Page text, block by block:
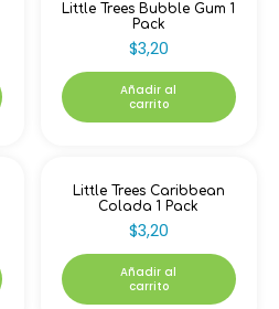
Little Trees Bubble Gum 1
Pack
$3,20
Añadir al
carrito
Little Trees Caribbean
Colada 1 Pack
$3,20
Añadir al
carrito